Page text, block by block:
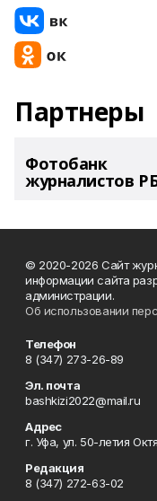
Партнеры
Фотобанк
журналистов
© 2020-2026 Сайт
информации сайта
администрации.
Об использовании
Телефон
8 (347) 273-26-89
Эл. почта
bashkizi2022@mail.ru
Адрес
г. Уфа, ул. 50-летия
Редакция
8 (347) 272-63-02